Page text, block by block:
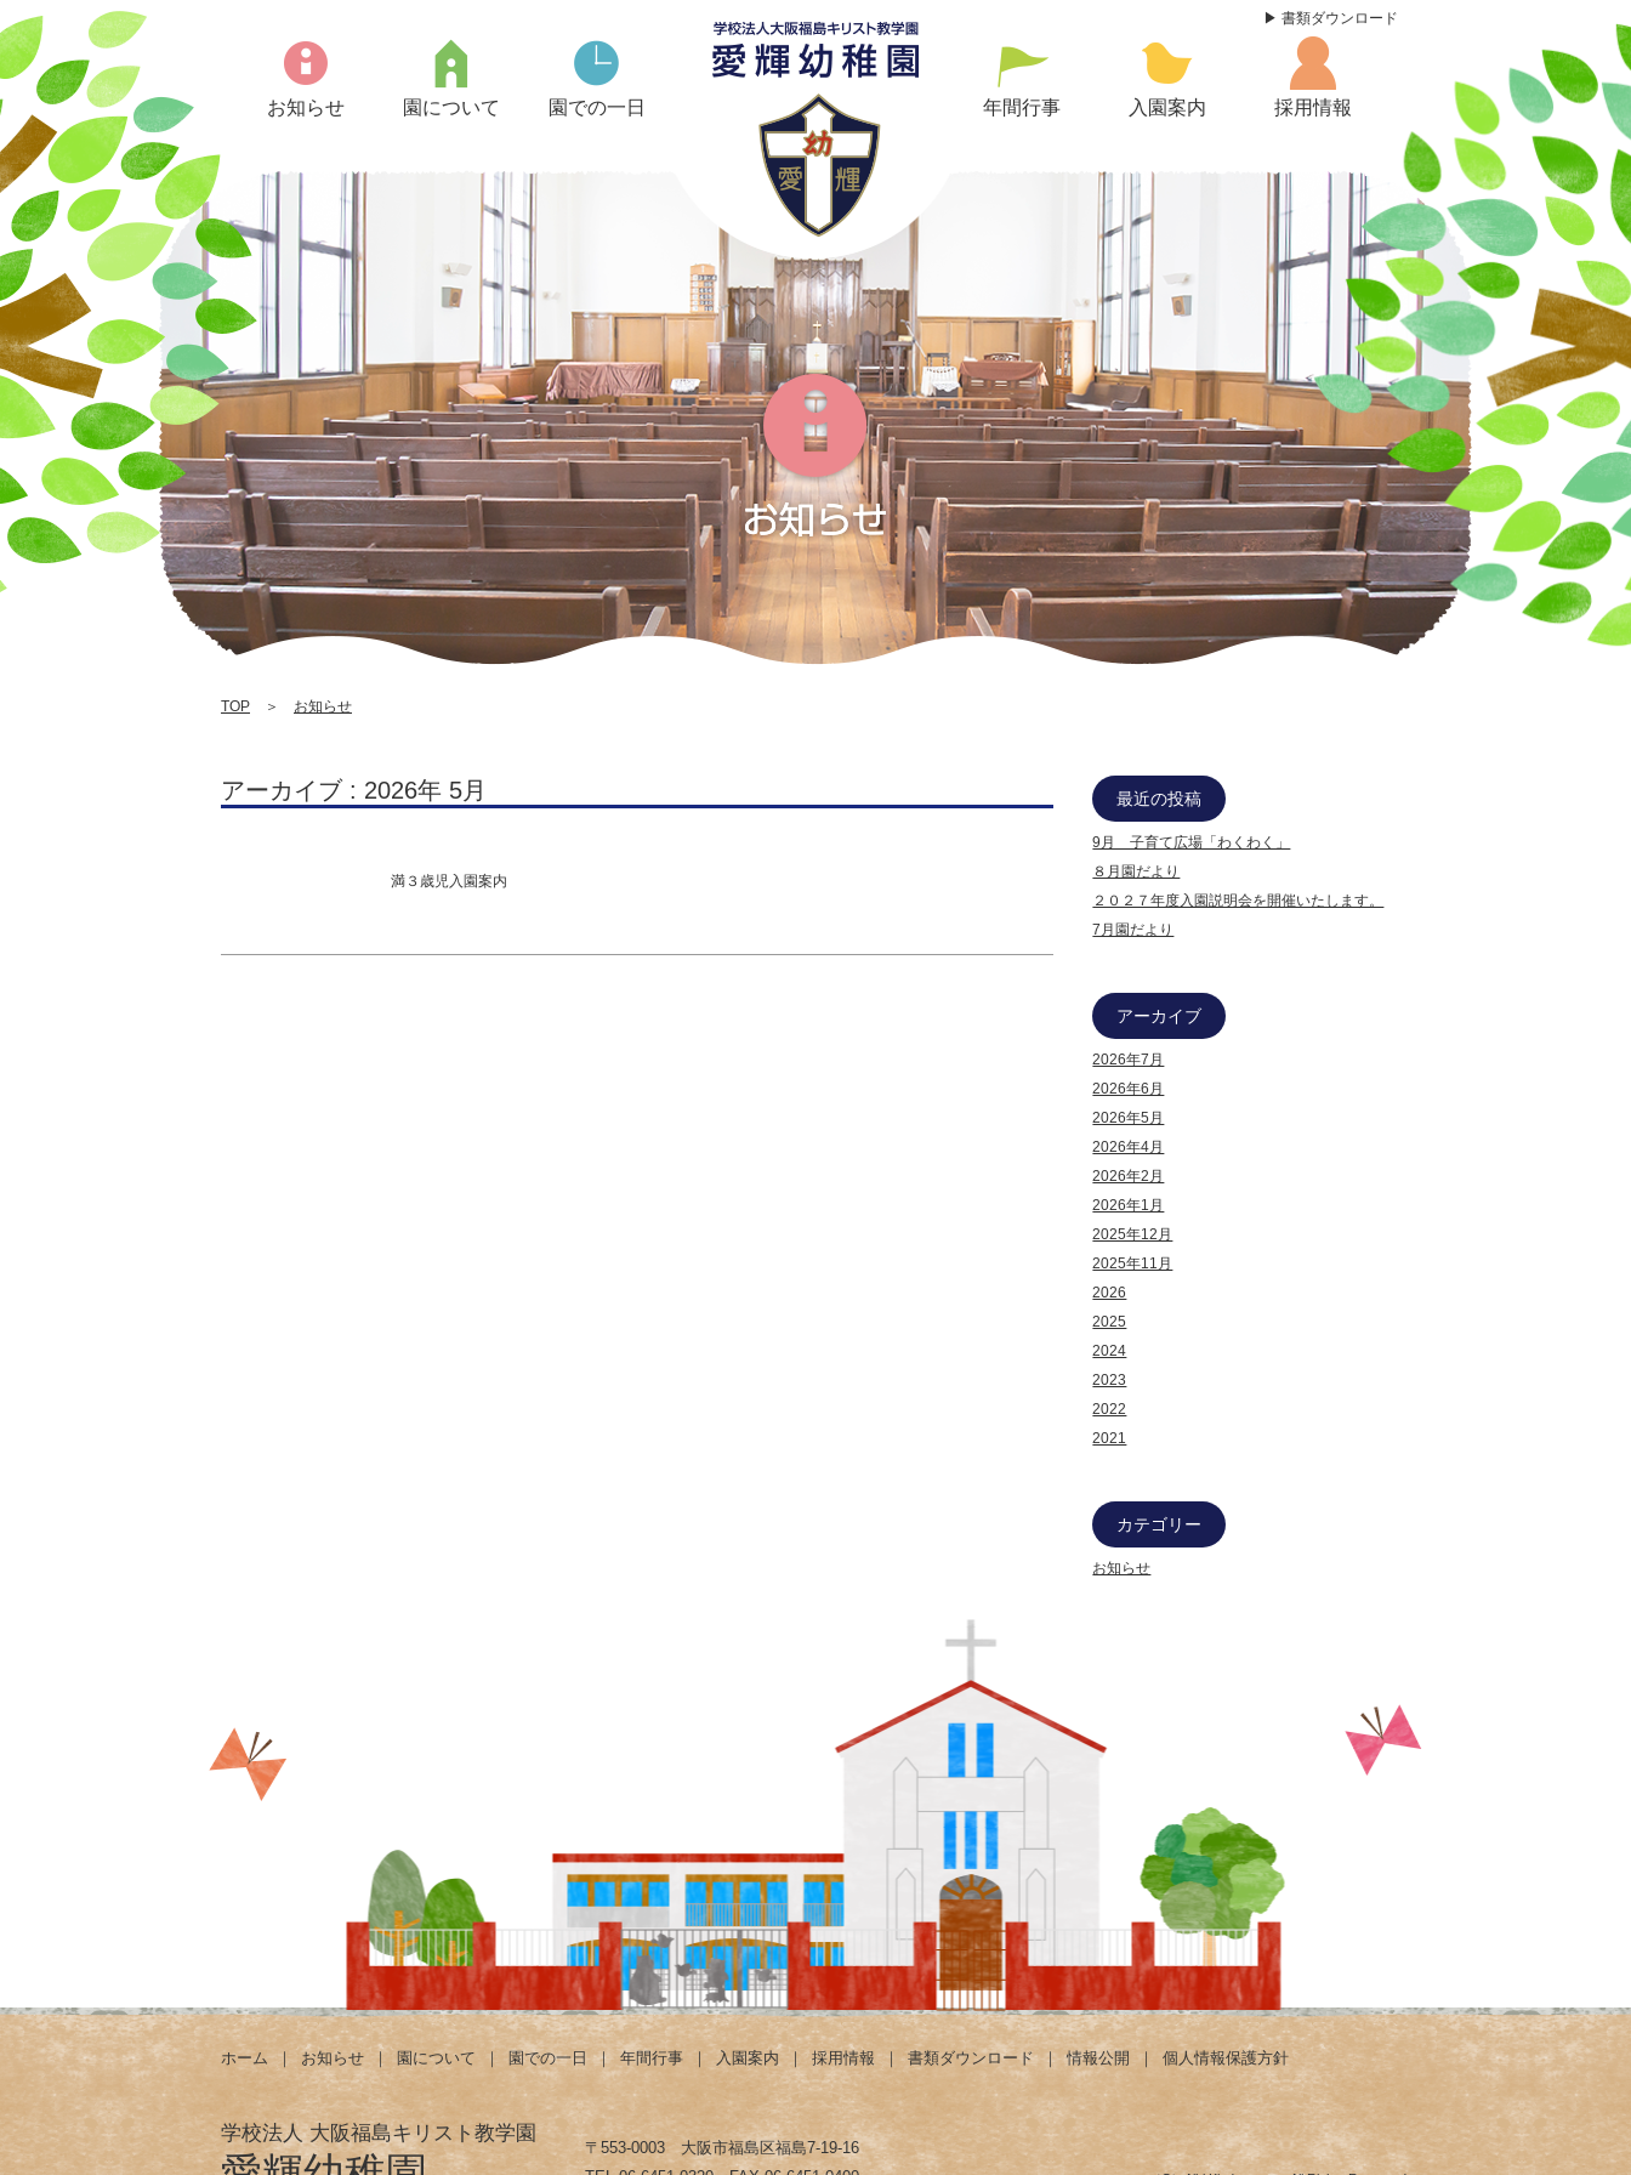
2026
稚
園
書類ダウンロード
お知らせ 園について 園での一日 年間行事 入園案内 採用情報
TOP ＞ お知らせ
アーカイブ : 2026年 5月
満３歳児入園案内
最近の投稿
9月 子育て広場「わくわく」
８月園だより
２０２７年度入園説明会を開催いたします。
7月園だより
アーカイブ
2026年7月
2026年6月
2026年5月
2026年4月
2026年2月
2026年1月
2025年12月
2025年11月
2026
2025
2024
2023
2022
2021
カテゴリー
お知らせ
ホーム ｜ お知らせ ｜ 園について ｜ 園での一日 ｜ 年間行事 ｜ 入園案内 ｜ 採用情報 ｜ 書類ダウンロード ｜ 情報公開 ｜ 個人情報保護方針
学校法人 大阪福島キリスト教学園
〒553-0003 大阪市福島区福島7-19-16